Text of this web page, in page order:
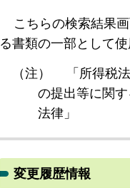
こちらの検索結果
る書類の一部として
（注）
「所得税
の提出等に関
法律」
変更履歴情報